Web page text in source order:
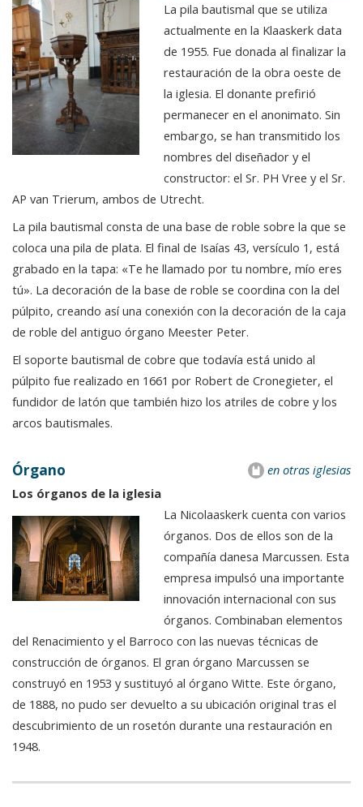
La pila bautismal que se utiliza
actualmente en la Klaaskerk data
de 1955. Fue donada al finalizar la
restauración de la obra oeste de
la iglesia. El donante prefirió
permanecer en el anonimato. Sin
embargo, se han transmitido los
nombres del diseñador y el
constructor: el Sr. PH Vree y el Sr.
AP van Trierum, ambos de Utrecht.
La pila bautismal consta de una base de roble sobre la que se
coloca una pila de plata. El final de Isaías 43, versículo 1, está
grabado en la tapa: «Te he llamado por tu nombre, mío eres
tú». La decoración de la base de roble se coordina con la del
púlpito, creando así una conexión con la decoración de la caja
de roble del antiguo órgano Meester Peter.
El soporte bautismal de cobre que todavía está unido al
púlpito fue realizado en 1661 por Robert de Cronegieter, el
fundidor de latón que también hizo los atriles de cobre y los
arcos bautismales.
en otras iglesias
Órgano
Los órganos de la iglesia
La Nicolaaskerk cuenta con varios
órganos. Dos de ellos son de la
compañía danesa Marcussen. Esta
empresa impulsó una importante
innovación internacional con sus
órganos. Combinaban elementos
del Renacimiento y el Barroco con las nuevas técnicas de
construcción de órganos. El gran órgano Marcussen se
construyó en 1953 y sustituyó al órgano Witte. Este órgano,
de 1888, no pudo ser devuelto a su ubicación original tras el
descubrimiento de un rosetón durante una restauración en
1948.